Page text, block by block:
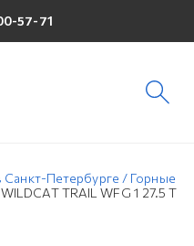
57-71
Петербурге / Горные
TRAIL WFG 1 27.5 T